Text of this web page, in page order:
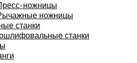
ножницы
ножницы
станки
станки